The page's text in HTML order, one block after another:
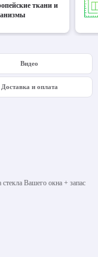
ткани и
Видео
Доставка и оплата
Вашего окна + запас